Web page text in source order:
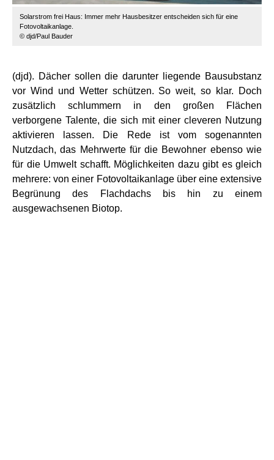
Solarstrom frei Haus: Immer mehr Hausbesitzer entscheiden sich für eine
Fotovoltaikanlage.
© djd/Paul Bauder
(djd). Dächer sollen die darunter liegende Bausubstanz
vor Wind und Wetter schützen. So weit, so klar. Doch
zusätzlich schlummern in den großen Flächen
verborgene Talente, die sich mit einer cleveren Nutzung
aktivieren lassen. Die Rede ist vom sogenannten
Nutzdach, das Mehrwerte für die Bewohner ebenso wie
für die Umwelt schafft. Möglichkeiten dazu gibt es gleich
mehrere: von einer Fotovoltaikanlage über eine extensive
Begrünung des Flachdachs bis hin zu einem
ausgewachsenen Biotop.